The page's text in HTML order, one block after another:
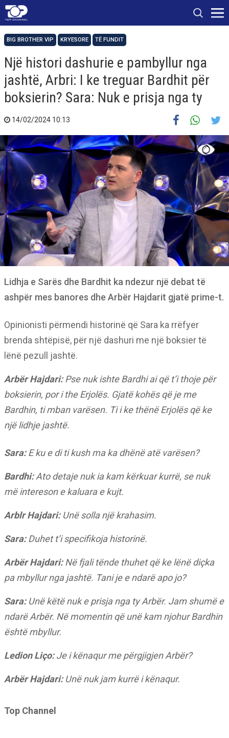
BIG BROTHER VIP KRYESORE TË FUNDIT
Një histori dashurie e pambyllur nga
jashtë, Arbri: I ke treguar Bardhit për
boksierin? Sara: Nuk e prisja nga ty
14/02/2024 10:13
Lidhja e Sarës dhe Bardhit ka ndezur një debat të
ashpër mes banores dhe Arbër Hajdarit gjatë prime-t.
Opinionisti përmendi historinë që Sara ka rrëfyer
brenda shtëpisë, për një dashuri me një boksier të
lënë pezull jashtë.
Arbër Hajdari:Pse nuk ishte Bardhi ai që t’i thoje për
boksierin, por i the Erjolës. Gjatë kohës që je me
Bardhin, ti mban varësen. Ti i ke thënë Erjolës që ke
një lidhje jashtë.
Sara:E ku e di ti kush ma ka dhënë atë varësen?
Bardhi:Ato detaje nuk ia kam kërkuar kurrë, se nuk
më intereson e kaluara e kujt.
Arblr Hajdari:Unë solla një krahasim.
Sara:Duhet t’i specifikoja historinë.
Arbër Hajdari:Në fjali tënde thuhet që ke lënë diçka
pa mbyllur nga jashtë. Tani je e ndarë apo jo?
Sara:Unë këtë nuk e prisja nga ty Arbër. Jam shumë e
ndarë Arbër. Në momentin që unë kam njohur Bardhin
është mbyllur.
Ledion Liço:Je i kënaqur me përgjigjen Arbër?
Arbër Hajdari:Unë nuk jam kurrë i kënaqur.
Top Channel